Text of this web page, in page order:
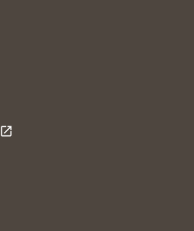
open_in_new